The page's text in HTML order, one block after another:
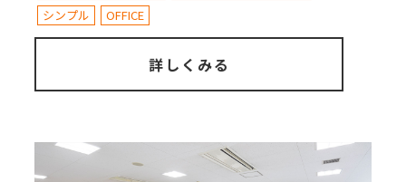
シンプル
OFFICE
詳しくみる